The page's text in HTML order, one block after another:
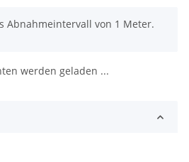
Abnahmeintervall von 1 Meter.
werden geladen ...